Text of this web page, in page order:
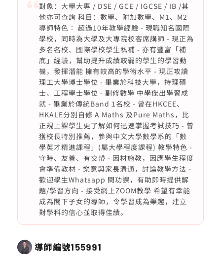
對象：大學大專 / DSE / GCE / IGCSE / IB /其
他亦可查詢 科目：數學、附加數學、M1、M2
導師特色︰ 超過10年教學經驗 - 現職知名國際
學校，同時為大學及大專院校客席講師 - 現正為
多名名校、國際學校學生私補 - 亦有豐富「補
底」經驗，幫助提升成績較弱的學生的學習動
機，發揮潛能 擁有較高的學術水平 - 現正攻讀
理工大學博士學位 - 畢業於科技大學，持理碩
士、工程學士學位 - 副修數學 中學傑出學習成
就 - 畢業於傳統Band 1名校 - 曾在HKCEE、
HKALE分別自修 A Maths 及Pure Maths，比
正規上課學生更了解如何迅速掌握考試技巧 - 曾
獲校長特別推薦，參與中文大學數學系的「數
學英才精進課程」(屬大學程度課程) 教學特色 -
守時、友善、有交帶 - 因材施教，因應學生程度
會準備教材 - 樂意與家長溝通，討論教學方法 -
歡迎學生Whatsapp 問功課，有助即時提供解
題/學習方向 - 接受網上ZOOM教學 希望有幸能
成為閣下子女的導師，令學習成為樂趣，建立
對學科的信心並取得佳績。
導師編號155991